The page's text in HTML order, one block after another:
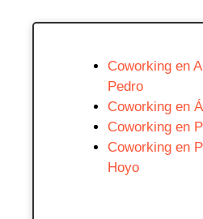
Coworking en
Pedro
Coworking en
Coworking en
Coworking en
Hoyo